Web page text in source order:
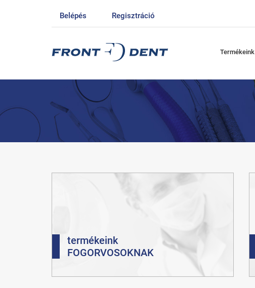
Belépés Regisztráció
Termékeink
termékeink
FOGORVOSOKNAK